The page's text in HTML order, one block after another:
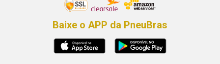
Baixe o APP da PneuBras